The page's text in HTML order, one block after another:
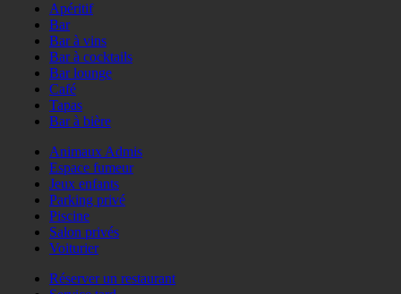
Apéritif
Bar
Bar à vins
Bar à cocktails
Bar lounge
Café
Tapas
Bar à bière
Animaux Admis
Espace fumeur
Jeux enfants
Parking privé
Piscine
Salon privés
Voiturier
Réserver un restaurant